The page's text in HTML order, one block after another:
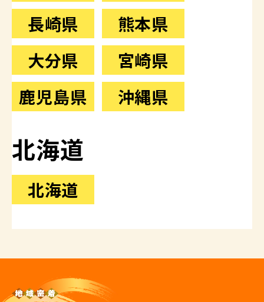
長崎県
熊本県
大分県
宮崎県
鹿児島県
沖縄県
北海道
北海道